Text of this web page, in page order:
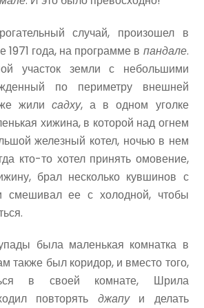
случай, произошел в
1971 года, на программе в пандале.
участок земли с небольшими
по периметру внешней
жили садху, а в одном уголке
хижина, в которой над огнем
железный котел, ночью в нем
кто-то хотел принять омовение,
брал несколько кувшинов с
смешивал ее с холодной, чтобы
была маленькая комнатка в
также был коридор, и вместо того,
в своей комнате, Шрила
повторять джапуи делать